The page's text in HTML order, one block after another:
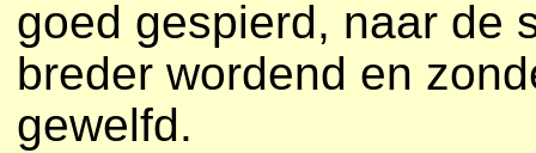
goed gespierd, naar de
breder wordend en
gewelfd.